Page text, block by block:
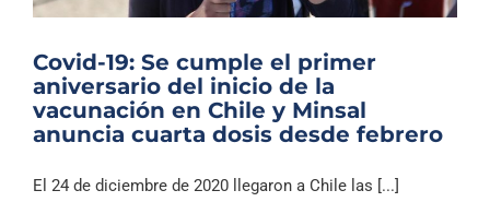
Covid-19: Se cumple el primer
aniversario del inicio de la
vacunación en Chile y Minsal
anuncia cuarta dosis desde febrero
El 24 de diciembre de 2020 llegaron a Chile las [...]